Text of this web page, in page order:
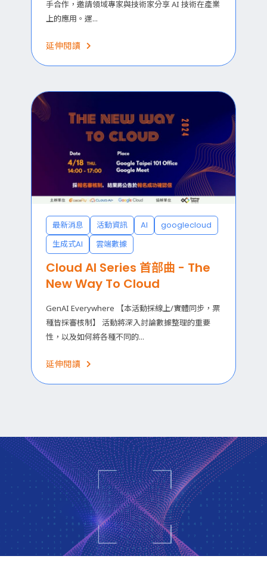
手合作，邀請領域專家與技術家分享 AI 技術在產業
上的應用。運...
延伸閱讀
最新消息 活動資訊 AI
googlecloud
生成式AI
雲端數據
Cloud AI Series 首部曲 - The
New Way To Cloud
GenAI Everywhere 【本活動採線上/實體同步，票
種皆採審核制】 活動將深入討論數據整理的重要
性，以及如何將各種不同的...
延伸閱讀